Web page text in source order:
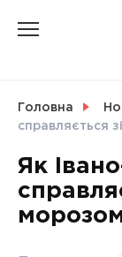
Головна
справляється
Як